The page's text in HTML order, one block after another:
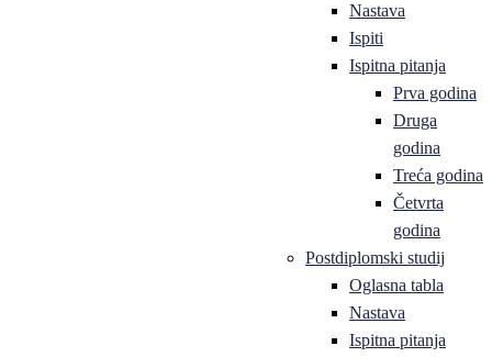
Nastava
Ispiti
Ispitna pitanja
Prva godina
Druga
godina
Treća godina
Četvrta
godina
Postdiplomski studij
Oglasna tabla
Nastava
Ispitna pitanja